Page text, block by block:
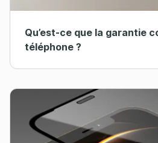
Qu’est-ce que la garantie
téléphone ?